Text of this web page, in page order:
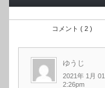
コメント ( 2 )
ゆうじ
2021年 1月 01
2:26pm